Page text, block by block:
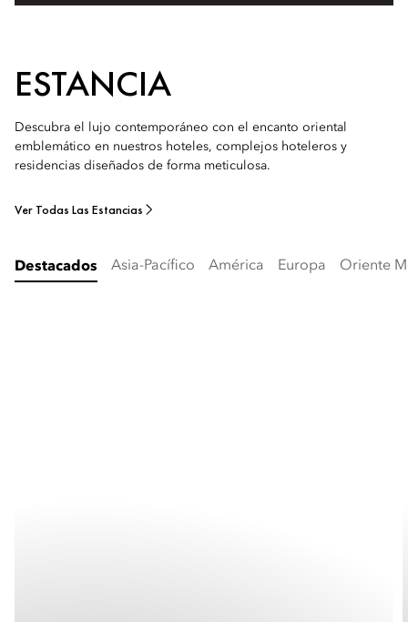
ESTANCIA
Descubra el lujo contemporáneo con el encanto oriental
emblemático en nuestros hoteles, complejos hoteleros y
residencias diseñados de forma meticulosa.
Ver Todas Las Estancias
Destacados Asia-Pacífico América Europa Oriente